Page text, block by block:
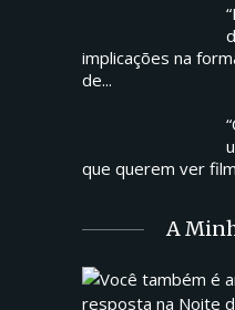
implicações na
de...
que querem ver
A